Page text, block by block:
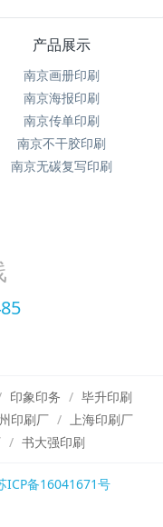
产品展示
南京画册印刷
南京海报印刷
南京传单印刷
南京不干胶印刷
南京无碳复写印刷
印象印务
毕升印刷
印刷厂
上海印刷厂
书大强印刷
ICP备16041671号